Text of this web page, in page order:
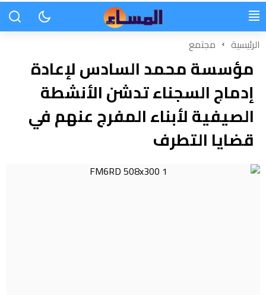
الرئيسية مجتمع
مؤسسة محمد السادس لإعادة
إدماج السجناء تدشن الأنشطة
الصيفية لأبناء المفرج عنهم في
قضايا التطرف